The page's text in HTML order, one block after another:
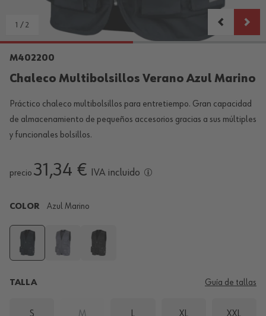
1 / 2
M402200
Chaleco Multibolsillos Verano Azul Marino
Práctico chaleco multibolsillos para entretiempo. Gran capacidad
de almacenamiento de pequeños accesorios gracias a sus múltiples
y funcionales bolsillos.
precio 31,34 € IVA incluido
COLOR Azul Marino
TALLA Guía de tallas
S M L XL XXL